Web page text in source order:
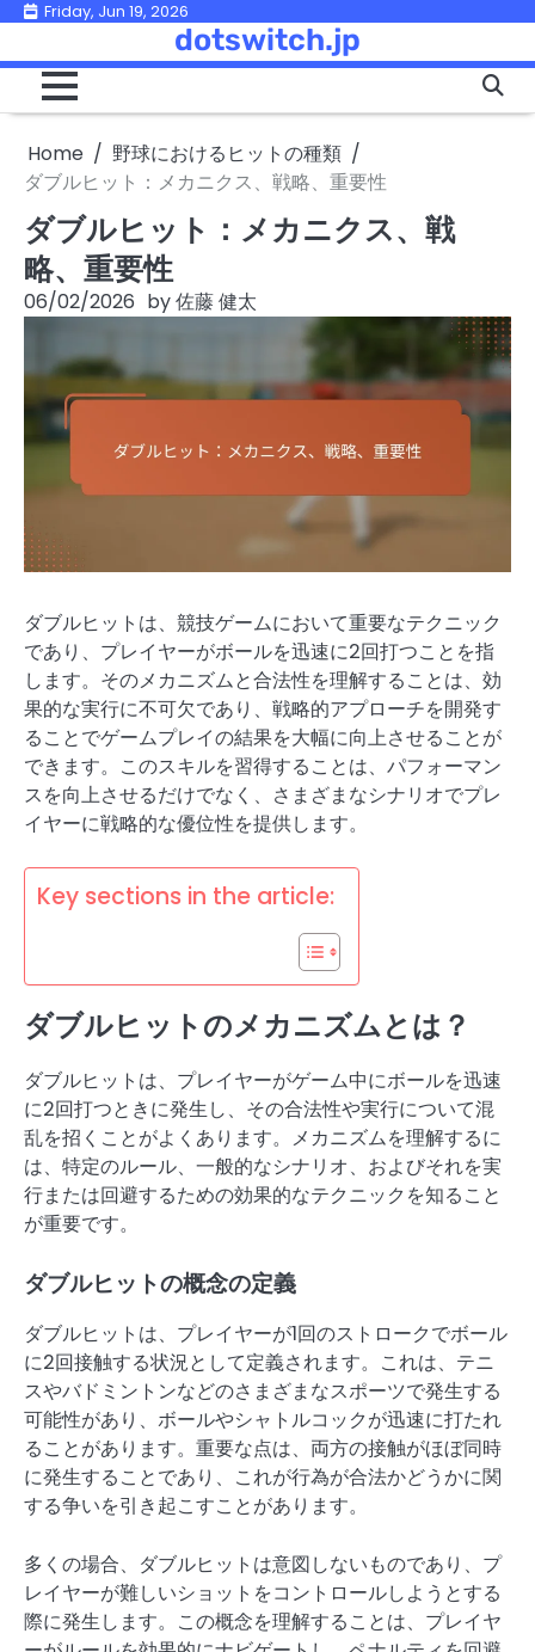
Skip
content
Friday, Jun 19, 2026
dotswitch.jp
Home
野球におけるヒットの種類
ダブルヒット：メカニクス、戦略、重要性
ダブルヒット：メカニクス、戦
略、重要性
06/02/2026 by佐藤 健太
ダブルヒットは、競技ゲームにおいて重要なテクニック
であり、プレイヤーがボールを迅速に2回打つことを指
します。そのメカニズムと合法性を理解することは、効
果的な実行に不可欠であり、戦略的アプローチを開発す
ることでゲームプレイの結果を大幅に向上させることが
できます。このスキルを習得することは、パフォーマン
スを向上させるだけでなく、さまざまなシナリオでプレ
イヤーに戦略的な優位性を提供します。
Key sections in the article:
ダブルヒットのメカニズムとは？
ダブルヒットは、プレイヤーがゲーム中にボールを迅速
に2回打つときに発生し、その合法性や実行について混
乱を招くことがよくあります。メカニズムを理解するに
は、特定のルール、一般的なシナリオ、およびそれを実
行または回避するための効果的なテクニックを知ること
が重要です。
ダブルヒットの概念の定義
ダブルヒットは、プレイヤーが1回のストロークでボール
に2回接触する状況として定義されます。これは、テニ
スやバドミントンなどのさまざまなスポーツで発生する
可能性があり、ボールやシャトルコックが迅速に打たれ
ることがあります。重要な点は、両方の接触がほぼ同時
に発生することであり、これが行為が合法かどうかに関
する争いを引き起こすことがあります。
多くの場合、ダブルヒットは意図しないものであり、プ
レイヤーが難しいショットをコントロールしようとする
際に発生します。この概念を理解することは、プレイヤ